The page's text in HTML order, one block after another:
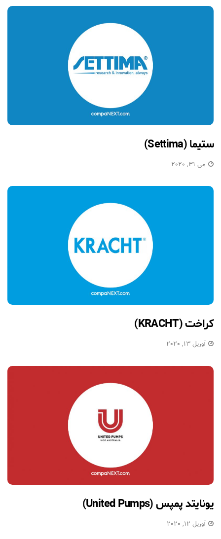
ستیما (Settima)
می 31, 2020
کراخت (KRACHT)
آوریل 13, 2020
یونایتد پمپس (United Pumps)
آوریل 12, 2020